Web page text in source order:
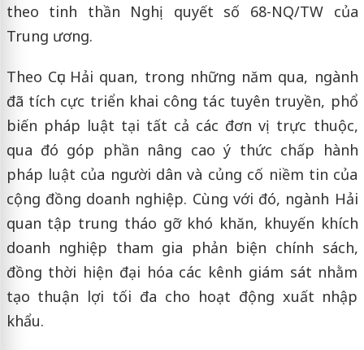
theo tinh thần Nghị quyết số 68-NQ/TW của
Trung ương.
Theo Cục Hải quan, trong những năm qua, ngành
đã tích cực triển khai công tác tuyên truyền, phổ
biến pháp luật tại tất cả các đơn vị trực thuộc,
qua đó góp phần nâng cao ý thức chấp hành
pháp luật của người dân và củng cố niềm tin của
cộng đồng doanh nghiệp. Cùng với đó, ngành Hải
quan tập trung tháo gỡ khó khăn, khuyến khích
doanh nghiệp tham gia phản biện chính sách,
đồng thời hiện đại hóa các kênh giám sát nhằm
tạo thuận lợi tối đa cho hoạt động xuất nhập
khẩu.